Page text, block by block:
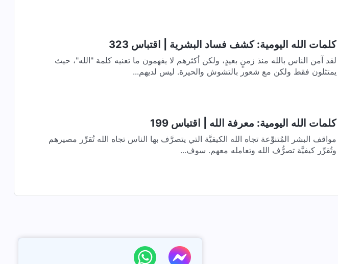
كلمات الله اليومية: كشف فساد البشرية | اقتباس 323
لقد آمن الناس بالله منذ زمنٍ بعيدٍ، ولكن أكثرهم لا يفهمون ما تعنيه كلمة "الله"، حيث
يمتثلون فقط ولكن مع شعور بالتشوش والحيرة. ليس لديهم...
كلمات الله اليومية: معرفة الله | اقتباس 199
مواقف البشر المُتنوِّعة تجاه الله الكيفيَّة التي يتصرَّف بها الناس تجاه الله تُقرِّر مصيرهم
وتُقرِّر كيفيَّة تصرُّف الله وتعامله معهم. سوف...